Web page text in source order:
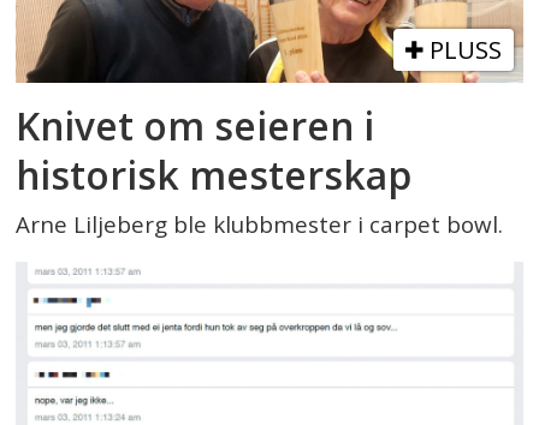
PLUSS
Knivet om seieren i
historisk mesterskap
Arne Liljeberg ble klubbmester i carpet bowl.